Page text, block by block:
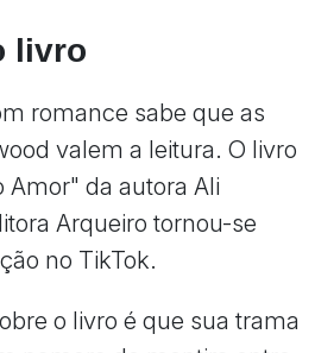
livro
romance sabe que as
valem a leitura. O livro
Amor" da autora Ali
Arqueiro tornou-se
no TikTok.
o livro é que sua trama